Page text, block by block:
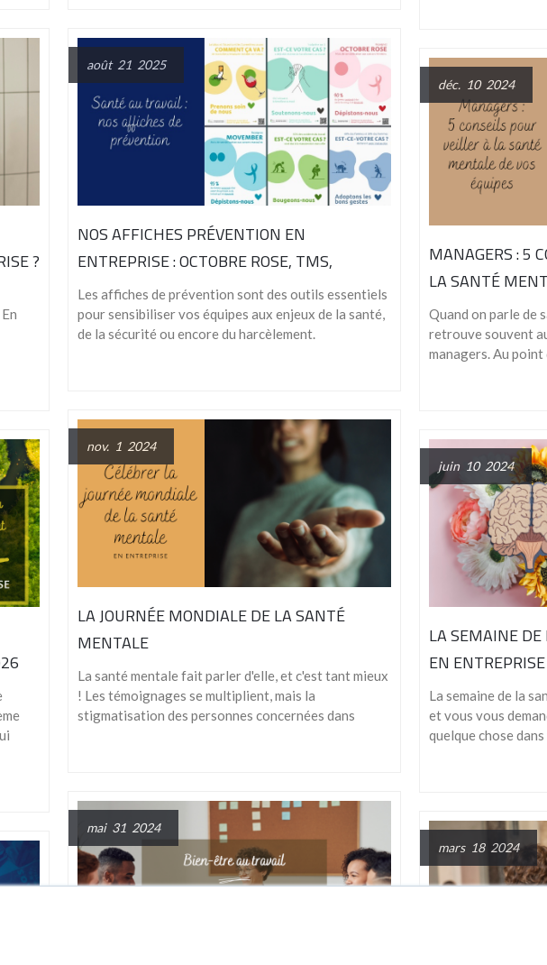
?
août 21 2025
NOS AFFICHES PRÉVENTION EN
ENTREPRISE : OCTOBRE ROSE, TMS,
ALCOOL, HARCÈLEMENT...
Les affiches de prévention sont des outils essentiels
pour sensibiliser vos équipes aux enjeux de la santé,
de la sécurité ou encore du harcèlement.
déc. 10 2024
MANAGERS : 5
LA SANTÉ
Quand on parle de
retrouve souvent
managers. Au
nov. 1 2024
LA JOURNÉE MONDIALE DE LA SANTÉ
MENTALE
La santé mentale fait parler d'elle, et c'est tant mieux
! Les témoignages se multiplient, mais la
stigmatisation des personnes concernées dans
juin 10 2024
LA SEMAINE
EN ENTREPRISE
La semaine de la
et vous vous
quelque chose
mai 31 2024
mars 18 2024